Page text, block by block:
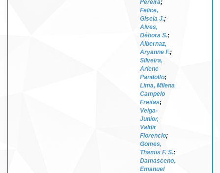
Pereira;
Felice,
Gisela J.;
Alves,
Débora S.;
Albernaz,
Aryanne F.;
Silveira,
Ariene
Pandolfo;
Lima, Milena
Campelo
Freitas;
Veiga-
Junior,
Valdir
Florencio;
Gomes,
Thamis F. S.;
Damasceno,
Emanuel